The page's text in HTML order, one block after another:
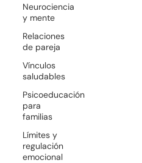
Neurociencia
y mente
Relaciones
de pareja
Vínculos
saludables
Psicoeducación
para
familias
Límites y
regulación
emocional